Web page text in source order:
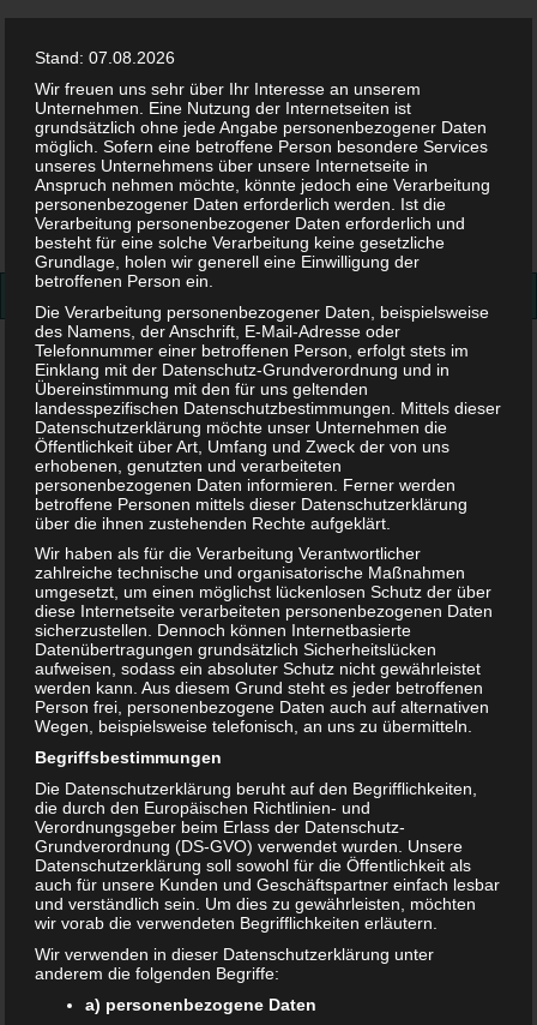
Facebook
Twitter
Suchen
nach:
Schiffchen-Anleitung-1
Schiffchen-Anleitung-1
24. JULI 2018
Bewertung:
Stand: 07.08.2026
Wir freuen uns sehr über Ihr Interesse an unserem
Unternehmen. Eine Nutzung der Internetseiten ist
grundsätzlich ohne jede Angabe personenbezogener Daten
möglich. Sofern eine betroffene Person besondere Services
unseres Unternehmens über unsere Internetseite in
Anspruch nehmen möchte, könnte jedoch eine Verarbeitung
personenbezogener Daten erforderlich werden. Ist die
Verarbeitung personenbezogener Daten erforderlich und
besteht für eine solche Verarbeitung keine gesetzliche
Grundlage, holen wir generell eine Einwilligung der
betroffenen Person ein.
Die Verarbeitung personenbezogener Daten, beispielsweise
des Namens, der Anschrift, E-Mail-Adresse oder
Telefonnummer einer betroffenen Person, erfolgt stets im
Einklang mit der Datenschutz-Grundverordnung und in
Übereinstimmung mit den für uns geltenden
landesspezifischen Datenschutzbestimmungen. Mittels dieser
Datenschutzerklärung möchte unser Unternehmen die
Öffentlichkeit über Art, Umfang und Zweck der von uns
erhobenen, genutzten und verarbeiteten
personenbezogenen Daten informieren. Ferner werden
betroffene Personen mittels dieser Datenschutzerklärung
über die ihnen zustehenden Rechte aufgeklärt.
Wir haben als für die Verarbeitung Verantwortlicher
zahlreiche technische und organisatorische Maßnahmen
umgesetzt, um einen möglichst lückenlosen Schutz der über
diese Internetseite verarbeiteten personenbezogenen Daten
sicherzustellen. Dennoch können Internetbasierte
Datenübertragungen grundsätzlich Sicherheitslücken
aufweisen, sodass ein absoluter Schutz nicht gewährleistet
werden kann. Aus diesem Grund steht es jeder betroffenen
Person frei, personenbezogene Daten auch auf alternativen
Wegen, beispielsweise telefonisch, an uns zu übermitteln.
Begriffsbestimmungen
Die Datenschutzerklärung beruht auf den Begrifflichkeiten,
die durch den Europäischen Richtlinien- und
Verordnungsgeber beim Erlass der Datenschutz-
Grundverordnung (DS-GVO) verwendet wurden. Unsere
Datenschutzerklärung soll sowohl für die Öffentlichkeit als
auch für unsere Kunden und Geschäftspartner einfach lesbar
und verständlich sein. Um dies zu gewährleisten, möchten
wir vorab die verwendeten Begrifflichkeiten erläutern.
Wir verwenden in dieser Datenschutzerklärung unter
anderem die folgenden Begriffe:
a) personenbezogene Daten